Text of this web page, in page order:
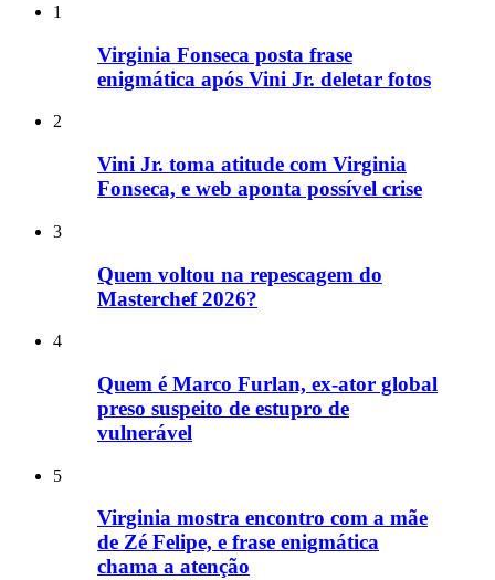
1
Virginia Fonseca posta frase
enigmática após Vini Jr. deletar fotos
2
Vini Jr. toma atitude com Virginia
Fonseca, e web aponta possível crise
3
Quem voltou na repescagem do
Masterchef 2026?
4
Quem é Marco Furlan, ex-ator global
preso suspeito de estupro de
vulnerável
5
Virginia mostra encontro com a mãe
de Zé Felipe, e frase enigmática
chama a atenção